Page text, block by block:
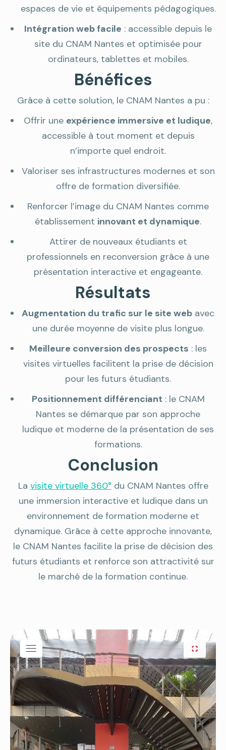
espaces de vie et équipements pédagogiques.
Intégration web facile : accessible depuis le
site du CNAM Nantes et optimisée pour
ordinateurs, tablettes et mobiles.
Bénéfices
Grâce à cette solution, le CNAM Nantes a pu :
Offrir une expérience immersive et ludique,
accessible à tout moment et depuis
n’importe quel endroit.
Valoriser ses infrastructures modernes et son
offre de formation diversifiée.
Renforcer l’image du CNAM Nantes comme
établissement innovant et dynamique.
Attirer de nouveaux étudiants et
professionnels en reconversion grâce à une
présentation interactive et engageante.
Résultats
Augmentation du trafic sur le site web avec
une durée moyenne de visite plus longue.
Meilleure conversion des prospects : les
visites virtuelles facilitent la prise de décision
pour les futurs étudiants.
Positionnement différenciant : le CNAM
Nantes se démarque par son approche
ludique et moderne de la présentation de ses
formations.
Conclusion
La visite virtuelle 360° du CNAM Nantes offre
une immersion interactive et ludique dans un
environnement de formation moderne et
dynamique. Grâce à cette approche innovante,
le CNAM Nantes facilite la prise de décision des
futurs étudiants et renforce son attractivité sur
le marché de la formation continue.